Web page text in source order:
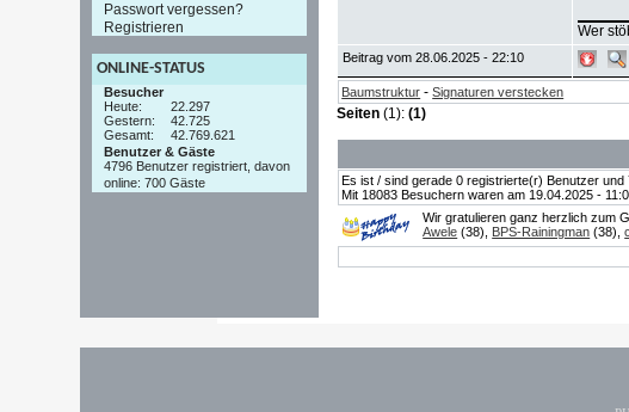
Passwort vergessen?
Registrieren
ONLINE-STATUS
Besucher
Heute:
22.297
Gestern:
42.725
Gesamt:
42.769.621
Benutzer & Gäste
4796 Benutzer registriert, davon
online: 700 Gäste
Wer
Beitrag vom 28.06.2025 - 22:10
Baumstruktur -Signaturen verstecken
Seiten (1):(1)
Es ist / sind gerade 0 registrierte(r) Benutzer
Mit 18083 Besuchern waren am 19.04.2025 -
Wir gratulieren ganz herzlich zum
Awele (38), BPS-Rainingman (38),